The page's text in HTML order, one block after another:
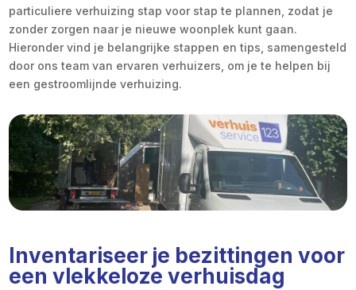
particuliere verhuizing stap voor stap te plannen, zodat je
zonder zorgen naar je nieuwe woonplek kunt gaan.
Hieronder vind je belangrijke stappen en tips, samengesteld
door ons team van ervaren verhuizers, om je te helpen bij
een gestroomlijnde verhuizing.
Inventariseer je bezittingen voor
een vlekkeloze verhuisdag